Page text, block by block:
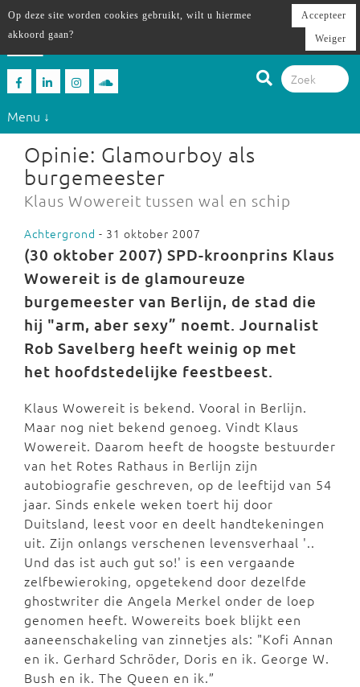
Menu ↓
Opinie: Glamourboy als
burgemeester
Klaus Wowereit tussen wal en schip
Achtergrond - 31 oktober 2007
(30 oktober 2007) SPD-kroonprins Klaus
Wowereit is de glamoureuze
burgemeester van Berlijn, de stad die
hij "arm, aber sexy” noemt. Journalist
Rob Savelberg heeft weinig op met
het hoofdstedelijke feestbeest.
Klaus Wowereit is bekend. Vooral in Berlijn.
Maar nog niet bekend genoeg. Vindt Klaus
Wowereit. Daarom heeft de hoogste bestuurder
van het Rotes Rathaus in Berlijn zijn
autobiografie geschreven, op de leeftijd van 54
jaar. Sinds enkele weken toert hij door
Duitsland, leest voor en deelt handtekeningen
uit. Zijn onlangs verschenen levensverhaal '..
Und das ist auch gut so!' is een vergaande
zelfbewieroking, opgetekend door dezelfde
ghostwriter die Angela Merkel onder de loep
genomen heeft. Wowereits boek blijkt een
aaneenschakeling van zinnetjes als: "Kofi Annan
en ik. Gerhard Schröder, Doris en ik. George W.
Bush en ik. The Queen en ik.”
Op deze site worden cookies gebruikt, wilt u hiermee
akkoord gaan?
Accepteer
Weiger